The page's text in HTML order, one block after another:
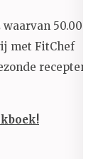
50.000+
met FitChef
recepten